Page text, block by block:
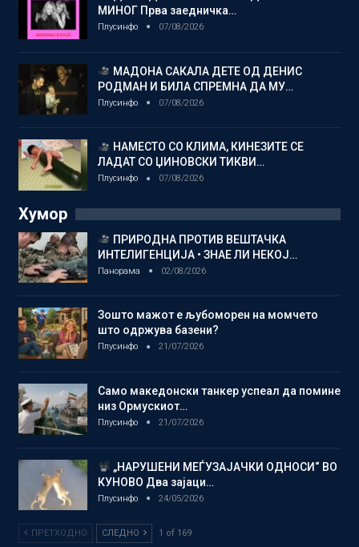
МИНОГ Прва заедничка…
Плусинфо 07/08/2026
МАДОНА САКАЛА ДЕТЕ ОД ДЕНИС
РОДМАН И БИЛА СПРЕМНА ДА МУ…
Плусинфо 07/08/2026
НАМЕСТО СО КЛИМА, КИНЕЗИТЕ СЕ
ЛАДАТ СО ЏИНОВСКИ ТИКВИ…
Плусинфо 07/08/2026
Хумор
ПРИРОДНА ПРОТИВ ВЕШТАЧКА
ИНТЕЛИГЕНЦИЈА • ЗНАЕ ЛИ НЕКОЈ…
Панорама 02/08/2026
Зошто мажот е љубоморен на момчето
што одржува базени?
Плусинфо 21/07/2026
Само македонски танкер успеал да помине
низ Ормускиот…
Плусинфо 21/07/2026
„НАРУШЕНИ МЕЃУЗАЈАЧКИ ОДНОСИ“ ВО
КУНОВО Два зајаци…
Плусинфо 24/05/2026
ПРЕТХОДНО СЛЕДНО 1 of 169